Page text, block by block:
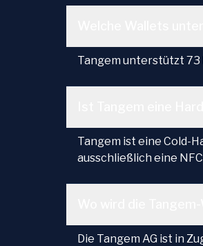
Tangem unterstützt
Tangem ist eine Cold-
ausschließlich eine
Die Tangem AG ist in